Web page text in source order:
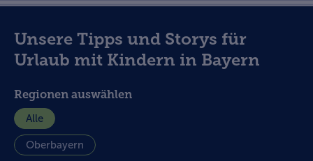
Unsere Tipps und Storys für
Urlaub mit Kindern in Bayern
Regionen auswählen
Alle
Oberbayern